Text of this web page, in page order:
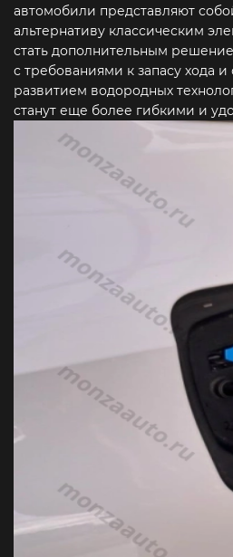
автомобили представляют
альтернативу классическим
стать дополнительным
с требованиями к запасу хода
развитием водородных
станут еще более гибкими и